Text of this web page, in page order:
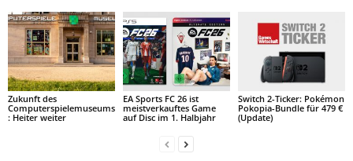
Zukunft des
Computerspielemuseums
: Heiter weiter
EA Sports FC 26 ist
meistverkauftes Game
auf Disc im 1. Halbjahr
Switch 2-Ticker: Pokémon
Pokopia-Bundle für 479 €
(Update)